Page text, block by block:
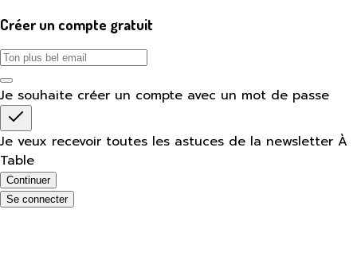
Créer un compte gratuit
Je souhaite créer un compte avec un mot de passe
Je veux recevoir toutes les astuces de la newsletter À
Table
Continuer
Se connecter